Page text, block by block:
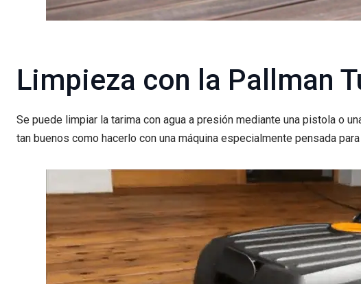
Limpieza con la Pallman
Se puede limpiar la tarima con agua a presión mediante una pistola o
tan buenos como hacerlo con una máquina especialmente pensada